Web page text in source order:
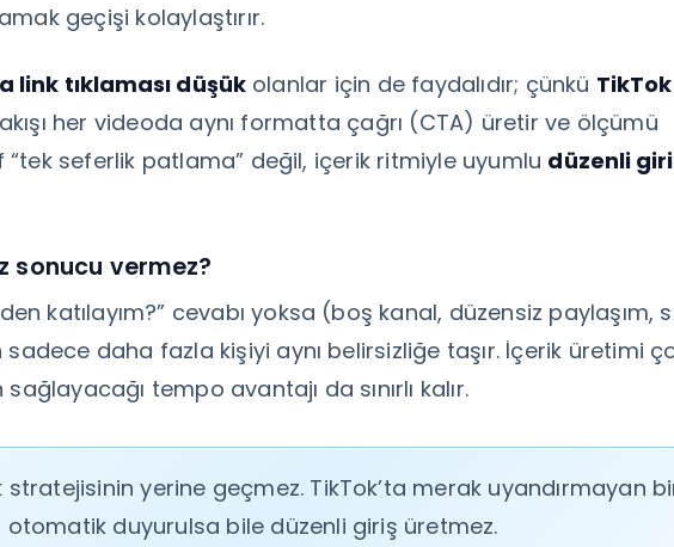
geçişi kolaylaştırır.
link tıklaması düşükolanlar için de faydalıdır; çünkü TikTok
akışı her videoda aynı formatta çağrı (CTA) üretir ve ölçümü
seferlik patlama” değil, içerik ritmiyle uyumlu düzenli
sonucu vermez?
katılayım?” cevabı yoksa (boş kanal, düzensiz paylaşım,
daha fazla kişiyi aynı belirsizliğe taşır. İçerik üretimi
tempo avantajı da sınırlı kalır.
yerine geçmez. TikTok’ta merak uyandırmayan
otomatik duyurulsa bile düzenli giriş üretmez.